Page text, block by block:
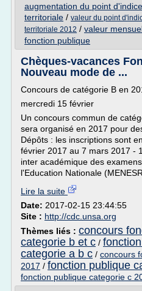
augmentation du point
territoriale / valeur du point
territoriale 2012 / valeur
fonction publique
Chèques-vacances
Nouveau mode de ...
Concours de catégorie B en
mercredi 15 février
Un concours commun de
sera organisé en 2017 pour
Dépôts : les inscriptions sont
février 2017 au 7 mars 2017 -
inter académique des
l'Education Nationale
Lire la suite
Date: 2017-02-15 23:44:55
Site : http://cdc.unsa.org
Thèmes liés : concours
categorie b et c /
categorie a b c / concours
2017 / fonction publique
fonction publique categorie c